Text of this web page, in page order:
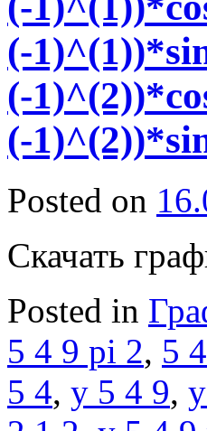
(-
(-
(-
Posted on
Скачать
Posted in
5 4 9 pi 2, 5
5 4, y 5 4 9,